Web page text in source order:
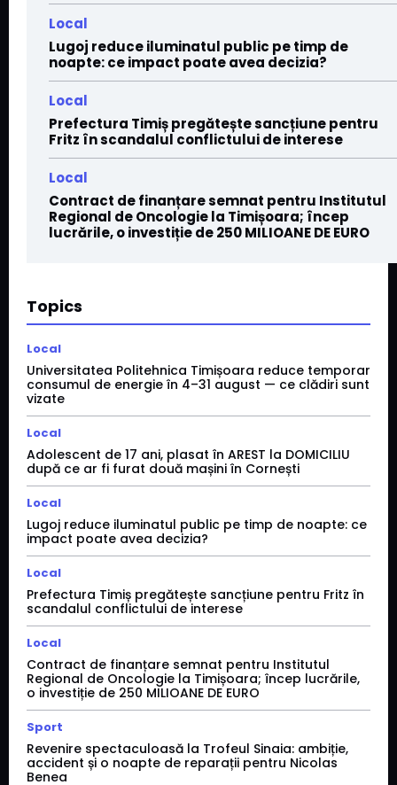
Local
Lugoj reduce iluminatul public pe timp de
noapte: ce impact poate avea decizia?
Local
Prefectura Timiș pregătește sancțiune pentru
Fritz în scandalul conflictului de interese
Local
Contract de finanțare semnat pentru Institutul
Regional de Oncologie la Timișoara; încep
lucrările, o investiție de 250 MILIOANE DE EURO
Topics
Local
Universitatea Politehnica Timișoara reduce temporar
consumul de energie în 4–31 august — ce clădiri sunt
vizate
Local
Adolescent de 17 ani, plasat în AREST la DOMICILIU
după ce ar fi furat două mașini în Cornești
Local
Lugoj reduce iluminatul public pe timp de noapte: ce
impact poate avea decizia?
Local
Prefectura Timiș pregătește sancțiune pentru Fritz în
scandalul conflictului de interese
Local
Contract de finanțare semnat pentru Institutul
Regional de Oncologie la Timișoara; încep lucrările,
o investiție de 250 MILIOANE DE EURO
Sport
Revenire spectaculoasă la Trofeul Sinaia: ambiție,
accident și o noapte de reparații pentru Nicolas
Benea